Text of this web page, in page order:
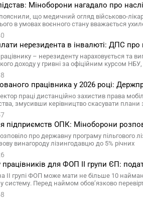
Міноборони нагадало про
пояснили, що медичний огляд військово-
в умовах воєнного стану вважається
нерезидента в інвалюті: ДПС
– нерезиденту нараховується та
доходу у гривні за офіційним курсом
працівника у 2026 році:
праці дистанційно захистив права
змусивши керівництво скасувати плани
підприємств ОПК: Міноборони
про державну програму
винагороду лізингодавцю до 5% річних
для ФОП II групи ЄП:
II групі ФОП може мати не більше 10
систему. Перед наймом обов’язково